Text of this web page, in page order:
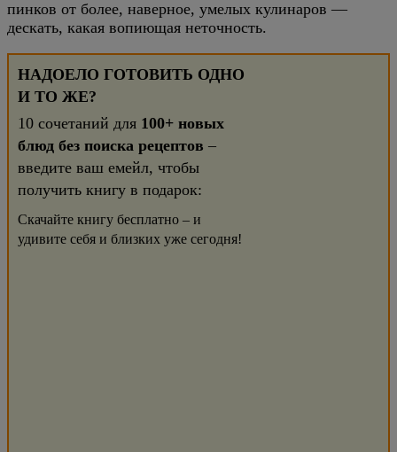
пинков от более, наверное, умелых кулинаров —
дескать, какая вопиющая неточность.
НАДОЕЛО ГОТОВИТЬ ОДНО
И ТО ЖЕ?
10 сочетаний для 100+ новых
блюд без поиска рецептов –
введите ваш емейл, чтобы
получить книгу в подарок:
Скачайте книгу бесплатно – и
удивите себя и близких уже сегодня!